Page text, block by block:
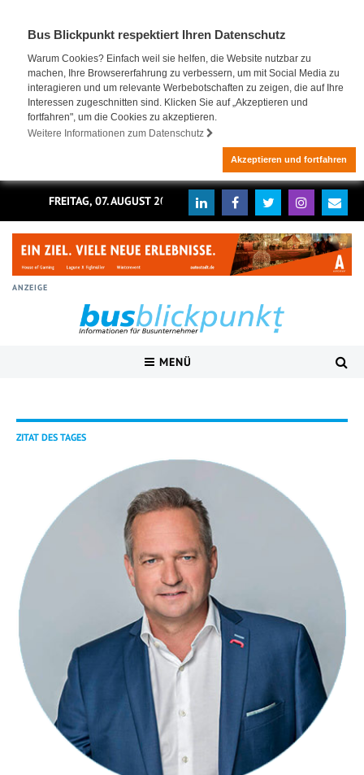
Bus Blickpunkt respektiert Ihren Datenschutz
Warum Cookies? Einfach weil sie helfen, die Website nutzbar zu
machen, Ihre Browsererfahrung zu verbessern, um mit Social Media zu
interagieren und um relevante Werbebotschaften zu zeigen, die auf Ihre
Interessen zugeschnitten sind. Klicken Sie auf „Akzeptieren und
fortfahren", um die Cookies zu akzeptieren.
Weitere Informationen zum Datenschutz
Akzeptieren und fortfahren
FREITAG, 07. AUGUST 2026
ANZEIGE
MENÜ
ZITAT DES TAGES